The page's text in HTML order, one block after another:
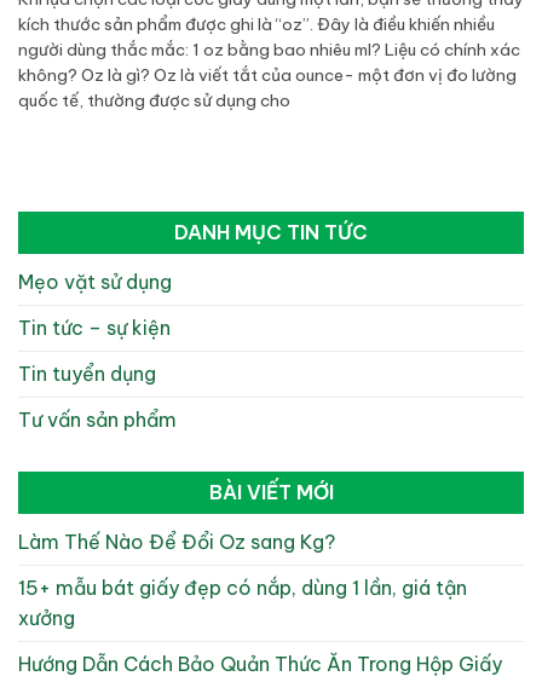
kích thước sản phẩm được ghi là “oz”. Đây là điều khiến nhiều
người dùng thắc mắc: 1 oz bằng bao nhiêu ml? Liệu có chính xác
không? Oz là gì? Oz là viết tắt của ounce- một đơn vị đo lường
quốc tế, thường được sử dụng cho
DANH MỤC TIN TỨC
Mẹo vặt sử dụng
Tin tức – sự kiện
Tin tuyển dụng
Tư vấn sản phẩm
BÀI VIẾT MỚI
Làm Thế Nào Để Đổi Oz sang Kg?
15+ mẫu bát giấy đẹp có nắp, dùng 1 lần, giá tận
xưởng
Hướng Dẫn Cách Bảo Quản Thức Ăn Trong Hộp Giấy